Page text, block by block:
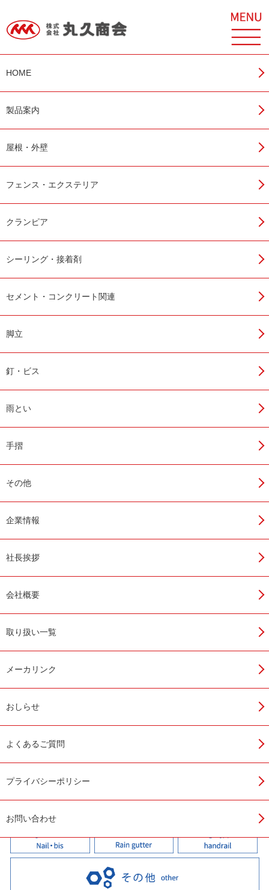
HOME
製品案内
屋根・外壁
フェンス・エクステリア
クランピア
シーリング・接着剤
セメント・コンクリート関連
脚立
釘・ビス
雨とい
手摺
その他
企業情報
社長挨拶
会社概要
取り扱い一覧
メーカリンク
おしらせ
よくあるご質問
プライバシーポリシー
お問い合わせ
関連商品